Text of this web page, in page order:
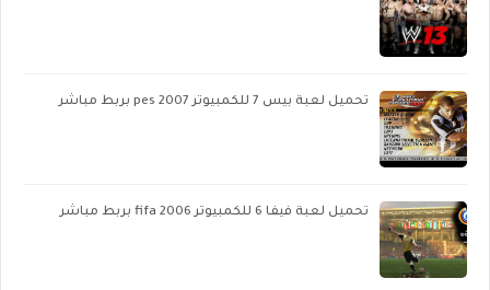
تحميل لعبة بيس 7 للكمبيوتر pes 2007 بربط مباشر
تحميل لعبة فيفا 6 للكمبيوتر fifa 2006 بربط مباشر